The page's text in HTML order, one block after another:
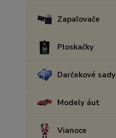
Zapaľovače
Ploskačky
Darčekové sady
Modely áut
Vianoce